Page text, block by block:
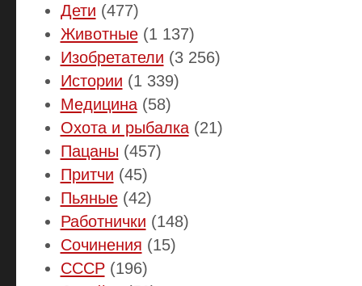
Дети (477)
Животные(1 137)
Изобретатели (3 256)
Истории (1 339)
Медицина(58)
Охота и рыбалка(21)
Пацаны (457)
Притчи (45)
Пьяные(42)
Работнички (148)
Сочинения (15)
СССР(196)